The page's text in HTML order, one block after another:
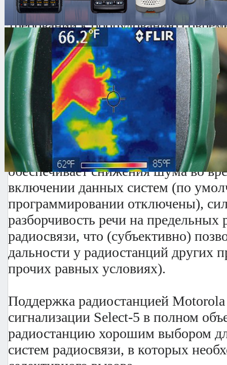
PадиостанцияMotorola GP380
требований к оборудованию
подвижной радиосвязи.
использованияМоторола GP380
качеством звука и широким
функций.
Встроенные системы компрессии
PandTM и "Low Level Expand"
ясное и громкое звучание
окружении. Система "Low Level
обеспечивает снижения шума во
включении данных систем (по
программировании отключены),
разборчивость речи на предельных
радиосвязи, что (субъективно)
дальности у радиостанций других
прочих равных условиях).
Поддержка радиостанцией
сигнализации Select-5 в полном
радиостанцию хорошим выбором
систем радиосвязи, в которых